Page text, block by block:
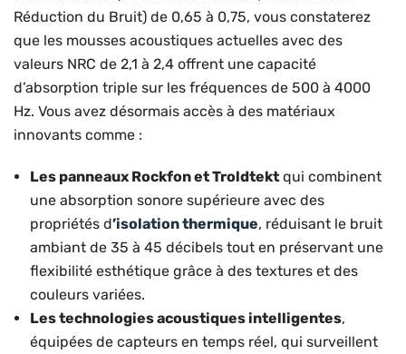
Réduction du Bruit) de 0,65 à 0,75, vous constaterez
que les mousses acoustiques actuelles avec des
valeurs NRC de 2,1 à 2,4 offrent une capacité
d’absorption triple sur les fréquences de 500 à 4000
Hz. Vous avez désormais accès à des matériaux
innovants comme :
Les panneaux Rockfon et Troldtekt qui combinent
une absorption sonore supérieure avec des
propriétés d’isolation thermique, réduisant le bruit
ambiant de 35 à 45 décibels tout en préservant une
flexibilité esthétique grâce à des textures et des
couleurs variées.
Les technologies acoustiques intelligentes,
équipées de capteurs en temps réel, qui surveillent